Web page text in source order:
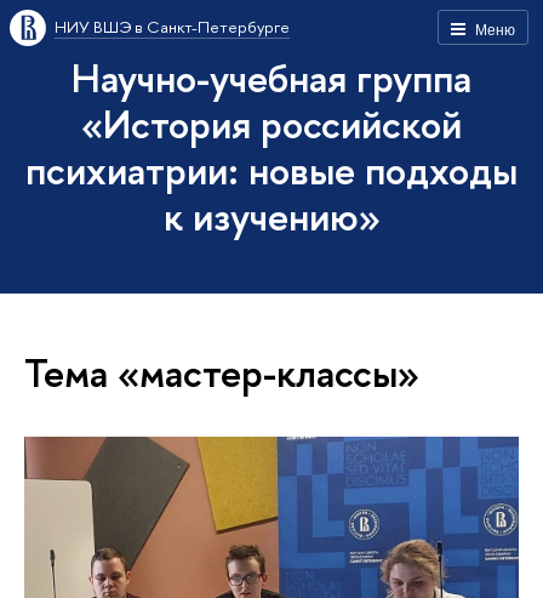
Меню
НИУ ВШЭ в Санкт-Петербурге
Научно-учебная группа
«История российской
психиатрии: новые подходы
к изучению»
Тема «мастер-классы»